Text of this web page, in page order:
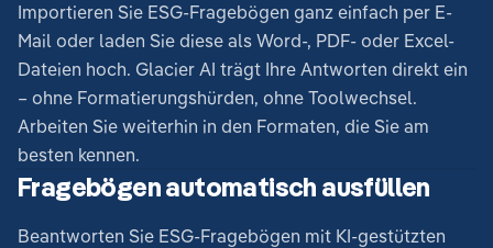
Importieren Sie ESG-Fragebögen ganz einfach per E-
Mail oder laden Sie diese als Word-, PDF- oder Excel-
Dateien hoch. Glacier AI trägt Ihre Antworten direkt ein
– ohne Formatierungshürden, ohne Toolwechsel.
Arbeiten Sie weiterhin in den Formaten, die Sie am
besten kennen.
Fragebögen automatisch ausfüllen
Beantworten Sie ESG-Fragebögen mit KI-gestützten